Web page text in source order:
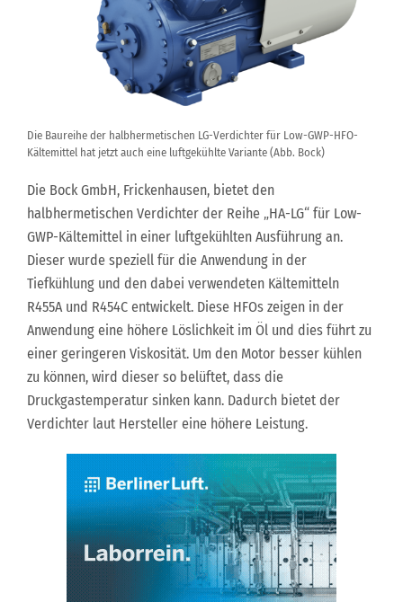
Die Baureihe der halbhermetischen LG-Verdichter für Low-GWP-HFO-
Kältemittel hat jetzt auch eine luftgekühlte Variante (Abb. Bock)
Die Bock GmbH, Frickenhausen, bietet den
halbhermetischen Verdichter der Reihe „HA-LG“ für Low-
GWP-Kältemittel in einer luftgekühlten Ausführung an.
Dieser wurde speziell für die Anwendung in der
Tiefkühlung und den dabei verwendeten Kältemitteln
R455A und R454C entwickelt. Diese HFOs zeigen in der
Anwendung eine höhere Löslichkeit im Öl und dies führt zu
einer geringeren Viskosität. Um den Motor besser kühlen
zu können, wird dieser so belüftet, dass die
Druckgastemperatur sinken kann. Dadurch bietet der
Verdichter laut Hersteller eine höhere Leistung.